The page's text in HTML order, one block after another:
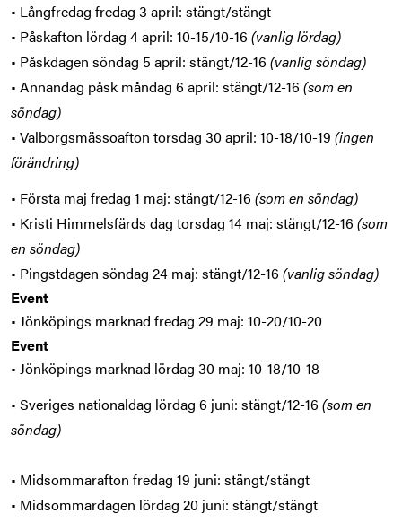
• Långfredag fredag 3 april: stängt/stängt
• Påskafton lördag 4 april: 10-15/10-16 (vanlig lördag)
• Påskdagen söndag 5 april: stängt/12-16 (vanlig söndag)
• Annandag påsk måndag 6 april: stängt/12-16 (som en
söndag)
• Valborgsmässoafton torsdag 30 april: 10-18/10-19 (ingen
förändring)
• Första maj fredag 1 maj: stängt/12-16 (som en söndag)
• Kristi Himmelsfärds dag torsdag 14 maj: stängt/12-16 (som
en söndag)
• Pingstdagen söndag 24 maj: stängt/12-16 (vanlig söndag)
Event
• Jönköpings marknad fredag 29 maj: 10-20/10-20
Event
• Jönköpings marknad lördag 30 maj: 10-18/10-18
• Sveriges nationaldag lördag 6 juni: stängt/12-16 (som en
söndag)
• Midsommarafton fredag 19 juni: stängt/stängt
• Midsommardagen lördag 20 juni: stängt/stängt